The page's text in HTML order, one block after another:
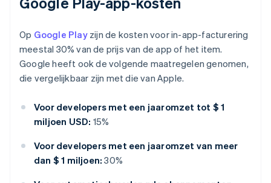
Op Google Playzijn de kosten voor in-app-facturering
meestal 30% van de prijs van de app of het item.
Google heeft ook de volgende maatregelen genomen,
die vergelijkbaar zijn met die van Apple.
Voor developers met een jaaromzet tot $ 1
miljoen USD: 15%
Voor developers met een jaaromzet van meer
dan $ 1 miljoen: 30%